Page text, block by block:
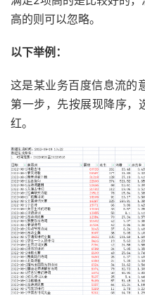
高的则可以忽略。
以下举例：
这是某业务百度信息流的
第一步，先按展现降序，
红。